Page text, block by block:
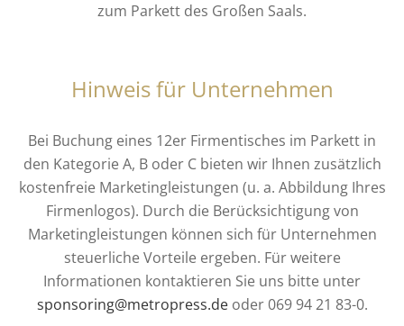
zum Parkett des Großen Saals.
Hinweis für Unternehmen
Bei Buchung eines 12er Firmentisches im Parkett in
den Kategorie A, B oder C bieten wir Ihnen zusätzlich
kostenfreie Marketingleistungen (u. a. Abbildung Ihres
Firmenlogos). Durch die Berücksichtigung von
Marketingleistungen können sich für Unternehmen
steuerliche Vorteile ergeben. Für weitere
Informationen kontaktieren Sie uns bitte unter
sponsoring@metropress.deoder 069 94 21 83-0.